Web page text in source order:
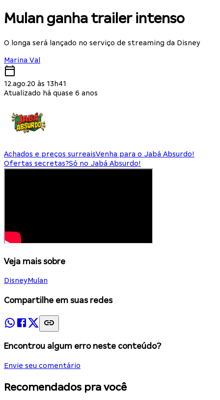
Mulan ganha trailer intenso
O longa será lançado no serviço de streaming da Disney
Marina Val
12.ago.20 às 13h41
Atualizado há quase 6 anos
Achados e preços surreaisVenha para o Jabá Absurdo!
Ofertas secretas?Só no Jabá Absurdo!
Veja mais sobre
DisneyMulan
Compartilhe em suas redes
Encontrou algum erro neste conteúdo?
Envie seu comentário
Recomendados pra você